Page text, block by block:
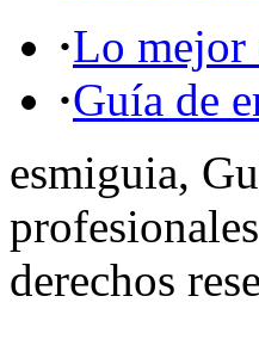
·Lo mejor
·Guía de
esmiguia,
derechos